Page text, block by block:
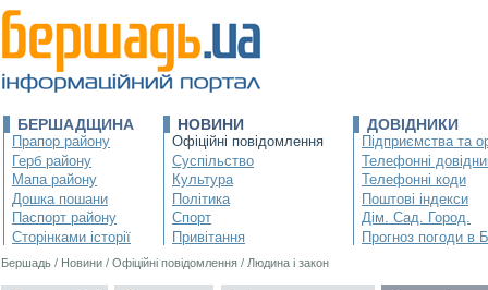
БЕРШАДЩИНА
Прапор району
Герб району
Мапа району
Дошка пошани
Паспорт району
Сторінками історії
НОВИНИ
Офіційні повідомлення
Суспільство
Культура
Політика
Спорт
Привітання
ДОВІДНИКИ
Підприємства та
Телефонні
Телефонні коди
Поштові індекси
Дім. Сад. Город.
Прогноз погоди в
Бершадь / Новини / Офіційні повідомлення / Людина і закон